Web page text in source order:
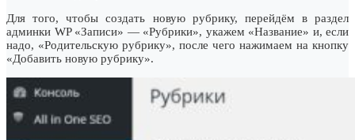
Для того, чтобы создать новую рубрику, перейдём в раздел
админки WP «Записи» — «Рубрики», укажем «Название» и, если
надо, «Родительскую рубрику», после чего нажимаем на кнопку
«Добавить новую рубрику».